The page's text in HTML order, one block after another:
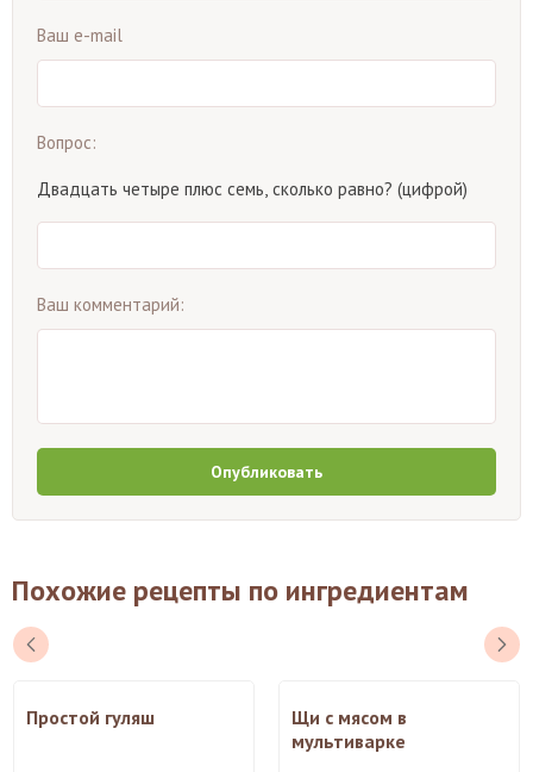
Ваш e-mail
Вопрос:
Двадцать четыре плюс семь, сколько равно? (цифрой)
Ваш комментарий:
Опубликовать
Похожие рецепты по ингредиентам
Простой гуляш
Щи с мясом в
мультиварке